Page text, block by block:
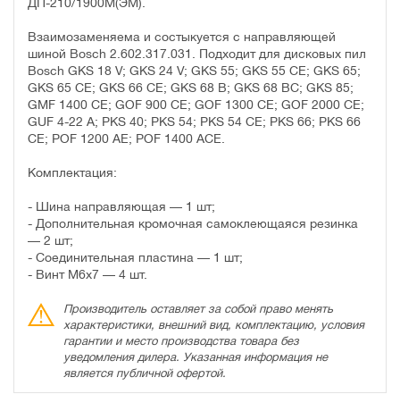
Взаимозаменяема и состыкуется с направляющей
шиной Bosch 2.602.317.031. Подходит для дисковых пил
Bosch GKS 18 V; GKS 24 V; GKS 55; GKS 55 CE; GKS 65;
GKS 65 CE; GKS 66 CE; GKS 68 B; GKS 68 BC; GKS 85;
GMF 1400 CE; GOF 900 CE; GOF 1300 CE; GOF 2000 CE;
GUF 4-22 A; PKS 40; PKS 54; PKS 54 CE; PKS 66; PKS 66
CE; POF 1200 AE; POF 1400 ACE.
Комплектация:
- Шина направляющая — 1 шт;
- Дополнительная кромочная самоклеющаяся резинка
— 2 шт;
- Соединительная пластина — 1 шт;
- Винт М6х7 — 4 шт.
Производитель оставляет за собой право менять
характеристики, внешний вид, комплектацию, условия
гарантии и место производства товара без
уведомления дилера. Указанная информация не
является публичной офертой.